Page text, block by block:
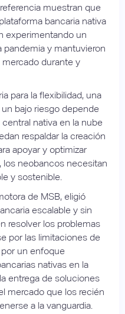
muestran que
bancaria nativa
experimentando un
y mantuvieron
durante y
para la flexibilidad, una
bajo riesgo depende
nativa en la nube
respaldar la creación
apoyar y optimizar
los neobancos necesitan
y sostenible.
de MSB, eligió
escalable y sin
resolver los problemas
por las limitaciones de
un enfoque
nativas en la
entrega de soluciones
mercado que los recién
a la vanguardia.